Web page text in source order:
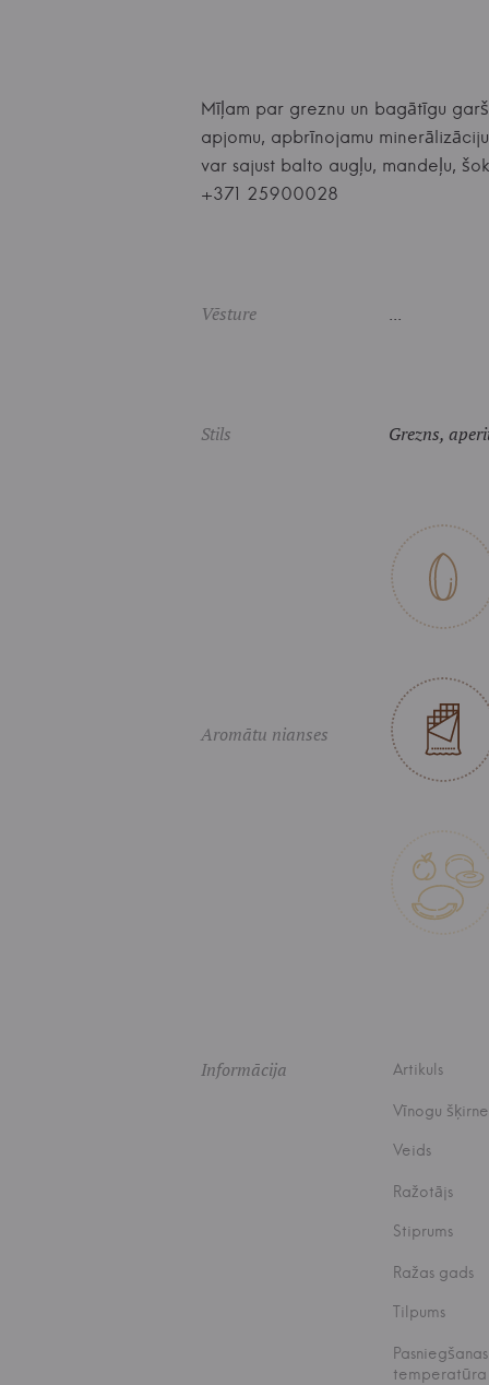
Mīļam par greznu un bagātīgu
apjomu, apbrīnojamu
var sajust balto augļu, mandeļu,
+371 25900028
Vēsture ...
Stils Grezns,
Aromātu nianses
Informācija Artikuls
Vīnogu šķirne
Veids
Ražotājs
Stiprums
Ražas gads
Tilpums
Pasniegšanas
temperatūra